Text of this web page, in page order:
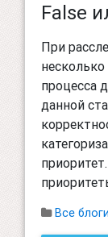
False
При
процесса
данной
Все блоги